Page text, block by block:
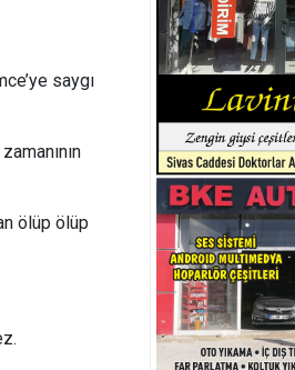
saygı
ölüp ölüp